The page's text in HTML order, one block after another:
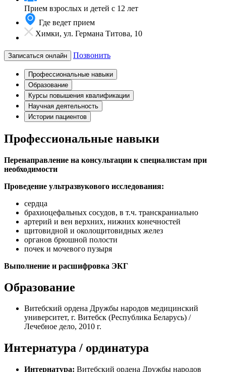
Прием взрослых и детей с 12 лет
Где ведет прием
Химки, ул. Германа Титова, 10
Записаться онлайн Позвонить
Профессиональные навыки
Образование
Курсы повышения квалификации
Научная деятельность
Истории пациентов
Профессиональные навыки
Перенаправление на консультации к специалистам при
необходимости
Проведение ультразвукового исследования:
сердца
брахиоцефальных сосудов, в т.ч. транскраниально
артерий и вен верхних, нижних конечностей
щитовидной и околощитовидных желез
органов брюшной полости
почек и мочевого пузыря
Выполнение и расшифровка ЭКГ
Образование
Витебский ордена Дружбы народов медицинский
университет, г. Витебск (Республика Беларусь) /
Лечебное дело, 2010 г.
Интернатура / ординатура
Интернатура: Витебский ордена Дружбы народов